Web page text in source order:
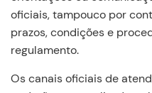
oficiais, tampouco por
prazos, condições e
regulamento.
Os canais oficiais de